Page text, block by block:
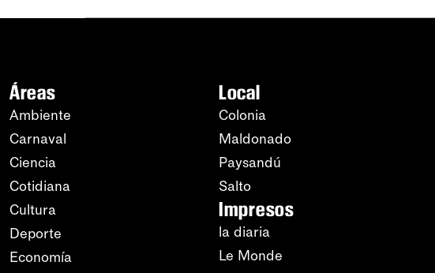
Áreas
Ambiente
Carnaval
Ciencia
Cotidiana
Cultura
Deporte
Economía
Local
Colonia
Maldonado
Paysandú
Salto
Impresos
la diaria
Le Monde